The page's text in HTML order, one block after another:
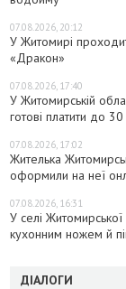
07.08.2026, 20:12
У Житомирі
«Дракон»
07.08.2026, 17:40
У Житомирській
готові платити до
07.08.2026, 17:02
Жителька
оформили на неї
07.08.2026, 16:31
У селі
кухонним ножем й
ДІАЛОГИ